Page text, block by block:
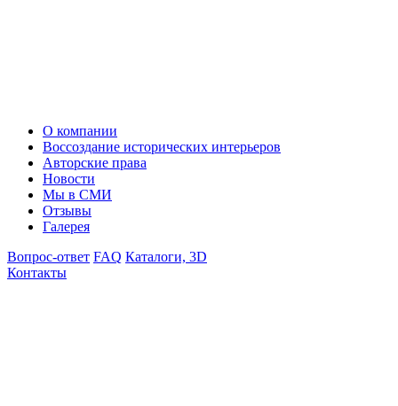
О компании
Воссоздание исторических интерьеров
Авторские права
Новости
Мы в СМИ
Отзывы
Галерея
Вопрос-ответ FAQ Каталоги, 3D
Контакты